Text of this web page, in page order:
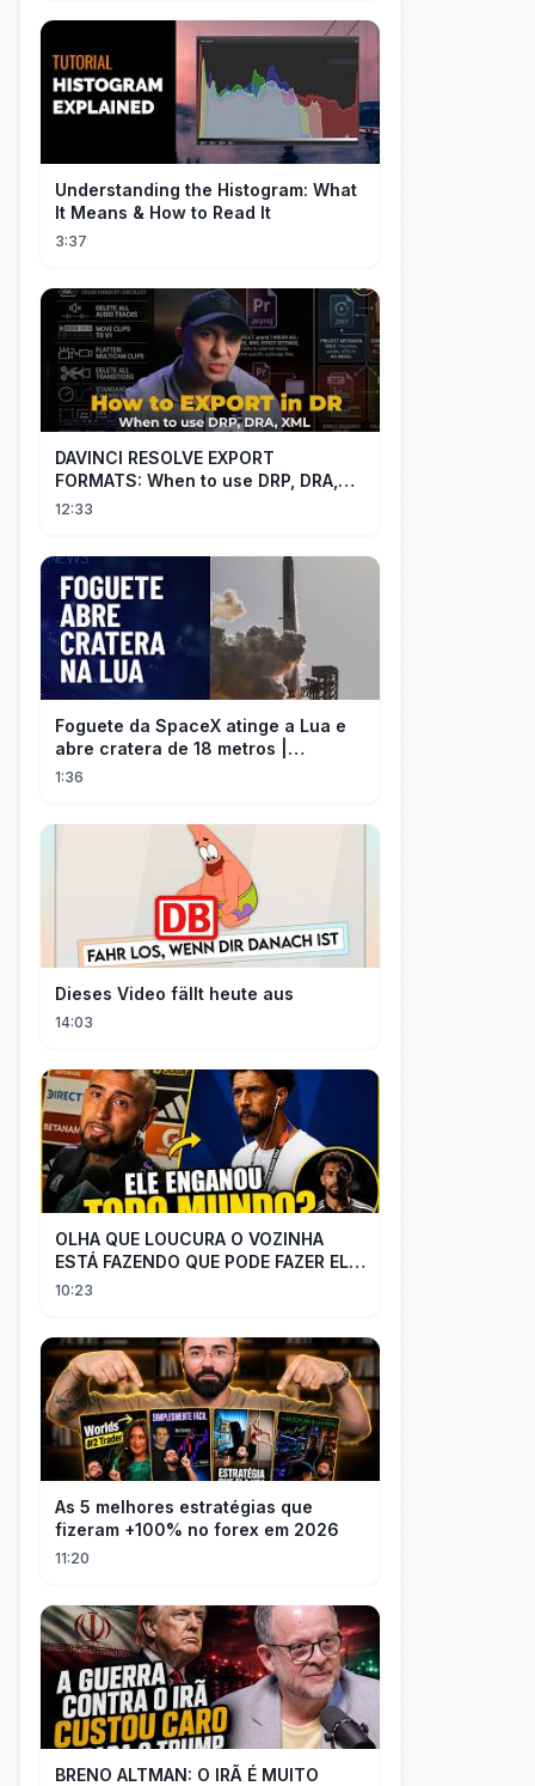
Understanding the Histogram: What
It Means & How to Read It
3:37
DAVINCI RESOLVE EXPORT
FORMATS: When to use DRP, DRA,
XML
12:33
Foguete da SpaceX atinge a Lua e
abre cratera de 18 metros |
InfoMoney News
1:36
Dieses Video fällt heute aus
14:03
OLHA QUE LOUCURA O VOZINHA
ESTÁ FAZENDO QUE PODE FAZER ELE
PERDER MUITA MORAL COM QUEM
10:23
As 5 melhores estratégias que
fizeram +100% no forex em 2026
11:20
BRENO ALTMAN: O IRÃ É MUITO